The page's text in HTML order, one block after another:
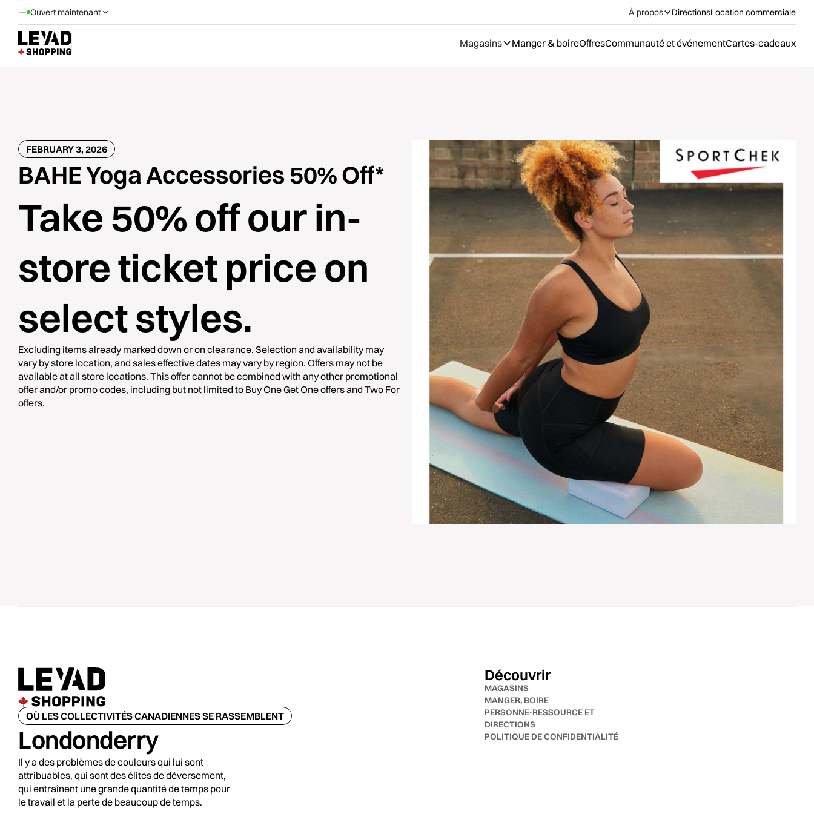
— Ouvert maintenant À propos DirectionsLocation commerciale
Magasins Manger & boireOffresCommunauté et événementCartes-cadeaux
FEBRUARY 3, 2026
BAHE Yoga Accessories 50% Off*
Take 50% off our in-
store ticket price on
select styles.
Excluding items already marked down or on clearance. Selection and availability may
vary by store location, and sales effective dates may vary by region. Offers may not be
available at all store locations. This offer cannot be combined with any other promotional
offer and/or promo codes, including but not limited to Buy One Get One offers and Two For
offers.
OÙ LES COLLECTIVITÉS CANADIENNES SE RASSEMBLENT
Londonderry
Il y a des problèmes de couleurs qui lui sont
attribuables, qui sont des élites de déversement,
qui entraînent une grande quantité de temps pour
le travail et la perte de beaucoup de temps.
Découvrir
MAGASINS
MANGER, BOIRE
PERSONNE-RESSOURCE ET
DIRECTIONS
POLITIQUE DE CONFIDENTIALITÉ